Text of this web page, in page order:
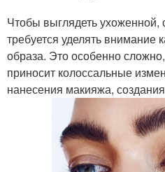
Чтобы выглядеть
требуется уделять внимание
образа. Это особенно
приносит колоссальные
нанесения макияжа,